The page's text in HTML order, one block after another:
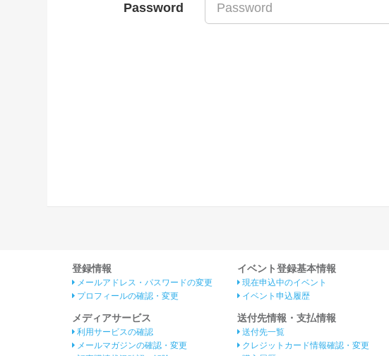
Password
登録情報
メールアドレス・パスワードの変更
プロフィールの確認・変更
メディアサービス
利用サービスの確認
メールマガジンの確認・変更
イベント登録基本情報
現在申込中のイベント
イベント申込履歴
送付先情報・支払情報
送付先一覧
クレジットカード情報確認・変更